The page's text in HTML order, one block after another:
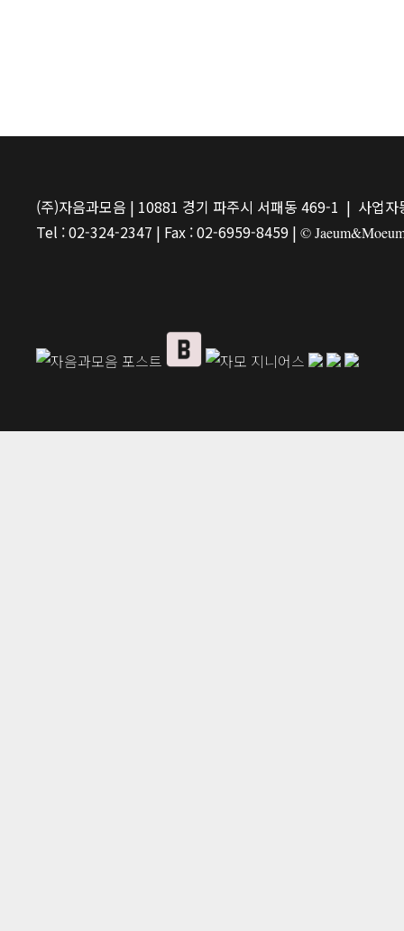
(주)자음과모음 | 10881 경기 파주시 서패동 469-1 | 사업
Tel : 02-324-2347 | Fax : 02-6959-8459 | ©